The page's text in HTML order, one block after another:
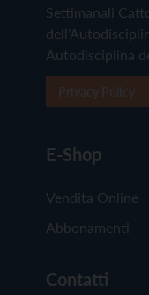
Settimanali
Autodisciplina
E-Shop
Vendita Online
Abbonamenti
Contatti